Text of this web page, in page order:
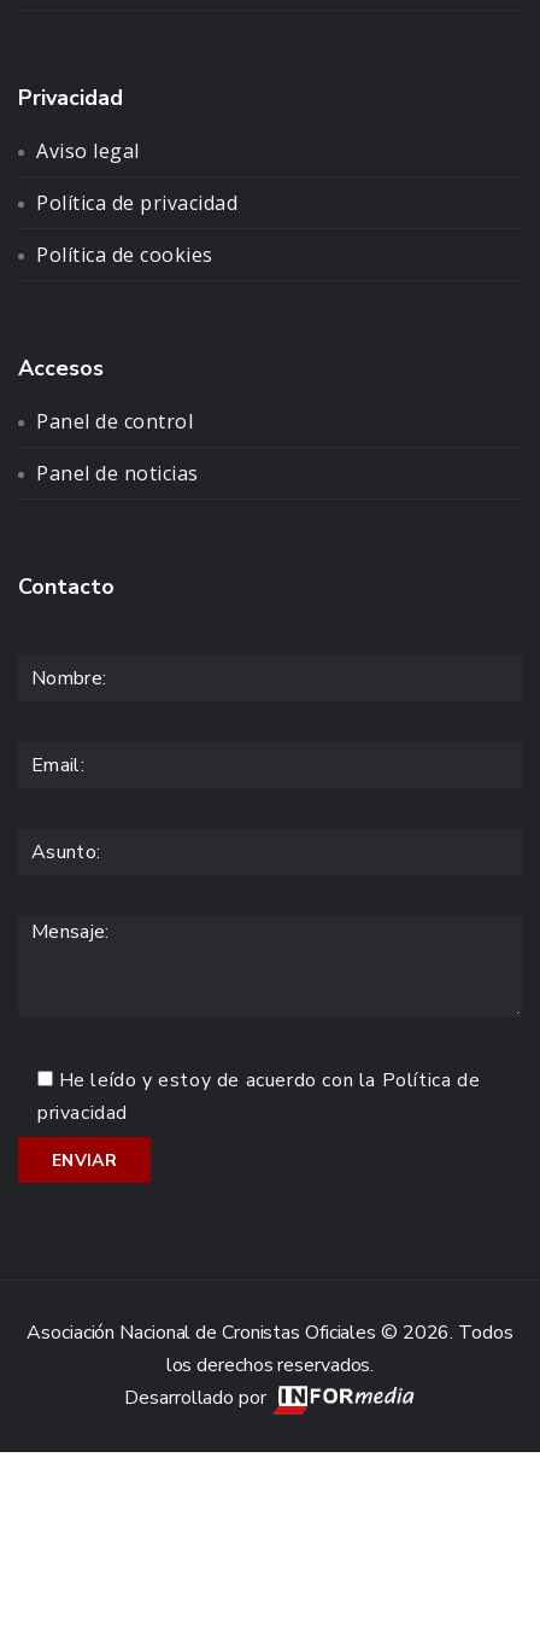
Privacidad
Aviso legal
Política de privacidad
Política de cookies
Accesos
Panel de control
Panel de noticias
Contacto
He leído y estoy de acuerdo con la Política de
privacidad
Asociación Nacional de Cronistas Oficiales © 2026. Todos
los derechos reservados.
Desarrollado por